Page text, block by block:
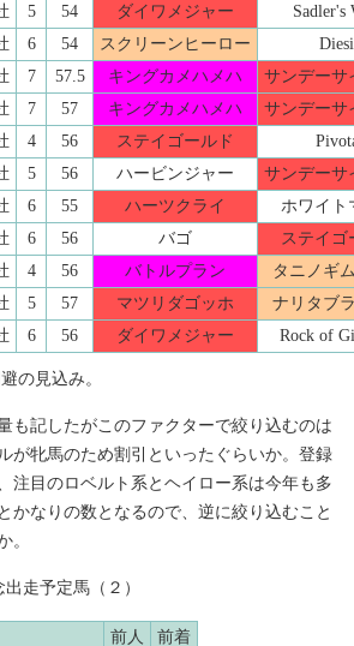
5 54 ダイワメジャー
Sadler's
6 54 スクリーンヒーロー
7 57.5 キングカメハメハ
サンデーサ
7 57 キングカメハメハ
サンデーサ
4 56 ステイゴールド
5 56 ハービンジャー
サンデーサ
6 55 ハーツクライ
ホワイト
6 56 バゴ
ステイゴ
4 56 バトルプラン
タニノギ
5 57 マツリダゴッホ
ナリタブ
6 56 ダイワメジャー Rock of
の見込み。
も記したがこのファクターで絞り込むのは
が牝馬のため割引といったぐらいか。登録
注目のロベルト系とヘイロー系は今年も多
かなりの数となるので、逆に絞り込むこと
。
走予定馬（２）
前人
前着